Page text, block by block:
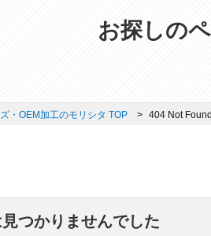
お探しの
・OEM加工のモリシタ TOP 404 Not
つかりませんでした